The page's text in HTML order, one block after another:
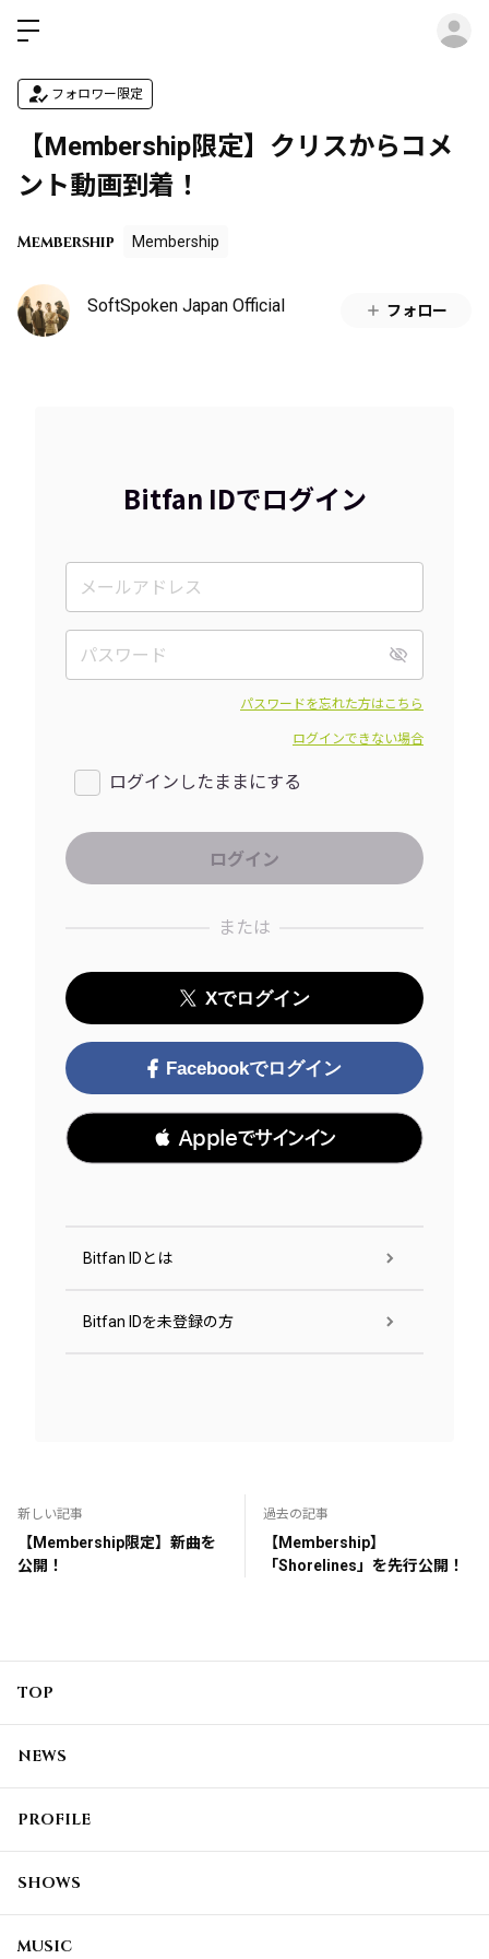
フォロワー限定
【Membership限定】クリスからコメ
ント動画到着！
Membership Membership
SoftSpoken Japan Official フォロー
Bitfan IDでログイン
パスワードを忘れた方はこちら
ログインできない場合
ログインしたままにする
または
Xでログイン
Facebookでログイン
 Appleでサインイン
Bitfan IDとは
Bitfan IDを未登録の方
新しい記事
【Membership限定】新曲を
公開！
過去の記事
【Membership】
「Shorelines」を先行公開！
TOP
NEWS
PROFILE
SHOWS
MUSIC